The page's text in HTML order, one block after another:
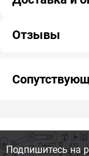
Отзывы
Подпишитесь на